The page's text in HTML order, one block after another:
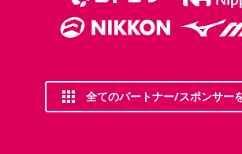
全てのパートナー/スポンサー